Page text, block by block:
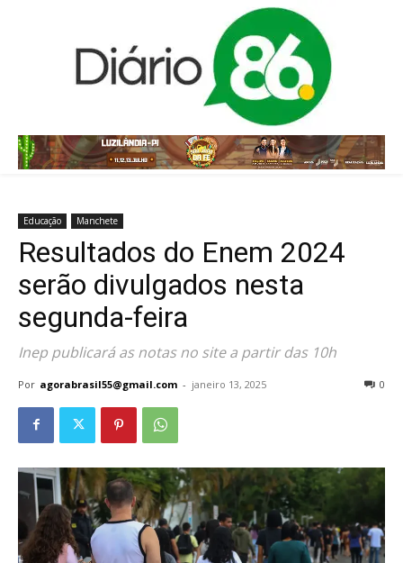
Educação Manchete
Resultados do Enem 2024
serão divulgados nesta
segunda-feira
Inep publicará as notas no site a partir das 10h
Por agorabrasil55@gmail.com - janeiro 13, 2025 0